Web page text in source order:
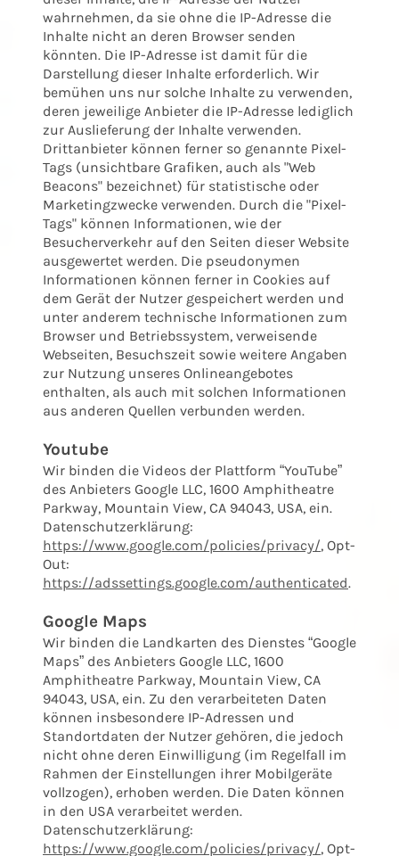
wahrnehmen, da sie ohne die IP-Adresse die
Inhalte nicht an deren Browser senden
könnten. Die IP-Adresse ist damit für die
Darstellung dieser Inhalte erforderlich. Wir
bemühen uns nur solche Inhalte zu verwenden,
deren jeweilige Anbieter die IP-Adresse lediglich
zur Auslieferung der Inhalte verwenden.
Drittanbieter können ferner so genannte Pixel-
Tags (unsichtbare Grafiken, auch als "Web
Beacons" bezeichnet) für statistische oder
Marketingzwecke verwenden. Durch die "Pixel-
Tags" können Informationen, wie der
Besucherverkehr auf den Seiten dieser Website
ausgewertet werden. Die pseudonymen
Informationen können ferner in Cookies auf
dem Gerät der Nutzer gespeichert werden und
unter anderem technische Informationen zum
Browser und Betriebssystem, verweisende
Webseiten, Besuchszeit sowie weitere Angaben
zur Nutzung unseres Onlineangebotes
enthalten, als auch mit solchen Informationen
aus anderen Quellen verbunden werden.
Youtube
Wir binden die Videos der Plattform “YouTube”
des Anbieters Google LLC, 1600 Amphitheatre
Parkway, Mountain View, CA 94043, USA, ein.
Datenschutzerklärung:
https://www.google.com/policies/privacy/, Opt-
Out:
https://adssettings.google.com/authenticated.
Google Maps
Wir binden die Landkarten des Dienstes “Google
Maps” des Anbieters Google LLC, 1600
Amphitheatre Parkway, Mountain View, CA
94043, USA, ein. Zu den verarbeiteten Daten
können insbesondere IP-Adressen und
Standortdaten der Nutzer gehören, die jedoch
nicht ohne deren Einwilligung (im Regelfall im
Rahmen der Einstellungen ihrer Mobilgeräte
vollzogen), erhoben werden. Die Daten können
in den USA verarbeitet werden.
Datenschutzerklärung:
https://www.google.com/policies/privacy/, Opt-